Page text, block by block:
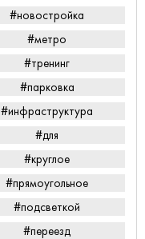
#новостройка
#метро
#тренинг
#парковка
#инфраструктура
#для
#круглое
#прямоугольное
#подсветкой
#переезд